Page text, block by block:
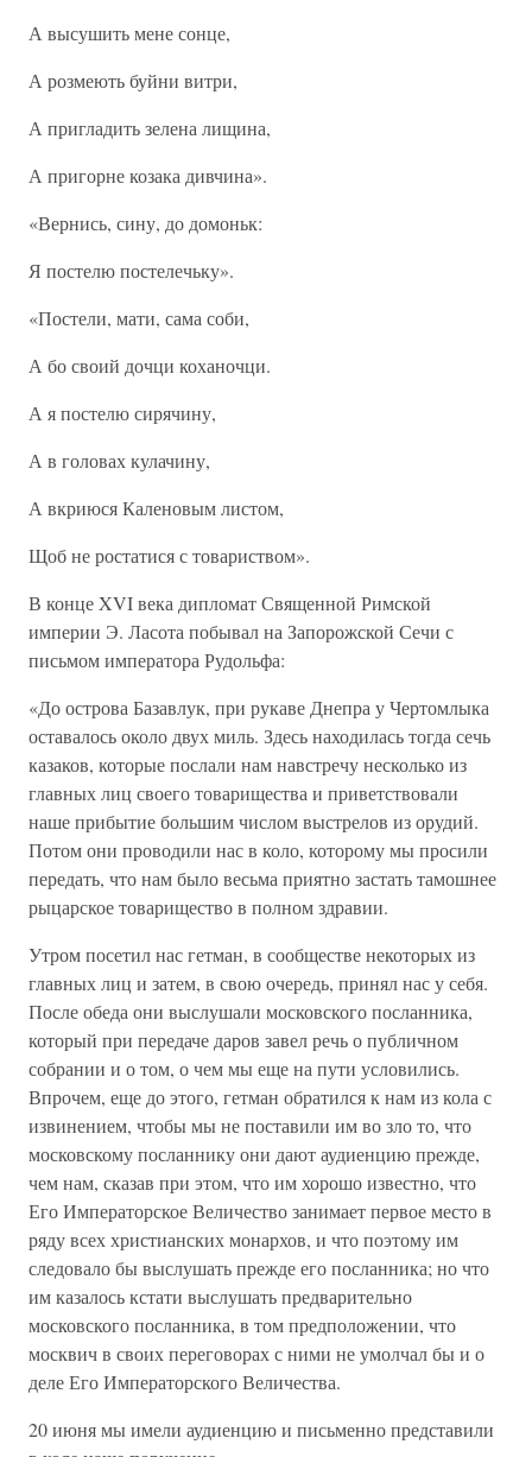
А высушить мене сонце,
А розмеють буйни витри,
А пригладить зелена лищина,
А пригорне козака дивчина».
«Вернись, сину, до домоньк:
Я постелю постелечьку».
«Постели, мати, сама соби,
А бо своий дочци коханочци.
А я постелю сирячину,
А в головах кулачину,
А вкриюся Каленовым листом,
Щоб не ростатися с товариством».
В конце XVI века дипломат Священной Римской
империи Э. Ласота побывал на Запорожской Сечи с
письмом императора Рудольфа:
«До острова Базавлук, при рукаве Днепра у Чертомлыка
оставалось около двух миль. Здесь находилась тогда сечь
казаков, которые послали нам навстречу несколько из
главных лиц своего товарищества и приветствовали
наше прибытие большим числом выстрелов из орудий.
Потом они проводили нас в коло, которому мы просили
передать, что нам было весьма приятно застать тамошнее
рыцарское товарищество в полном здравии.
Утром посетил нас гетман, в сообществе некоторых из
главных лиц и затем, в свою очередь, принял нас у себя.
После обеда они выслушали московского посланника,
который при передаче даров завел речь о публичном
собрании и о том, о чем мы еще на пути условились.
Впрочем, еще до этого, гетман обратился к нам из кола с
извинением, чтобы мы не поставили им во зло то, что
московскому посланнику они дают аудиенцию прежде,
чем нам, сказав при этом, что им хорошо известно, что
Его Императорское Величество занимает первое место в
ряду всех христианских монархов, и что поэтому им
следовало бы выслушать прежде его посланника; но что
им казалось кстати выслушать предварительно
московского посланника, в том предположении, что
москвич в своих переговорах с ними не умолчал бы и о
деле Его Императорского Величества.
20 июня мы имели аудиенцию и письменно представили